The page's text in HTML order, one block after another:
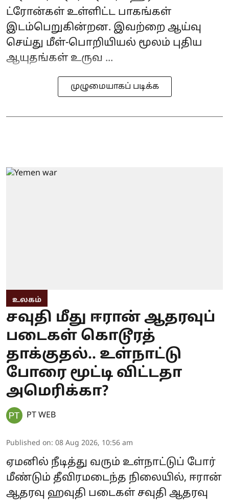
ட்ரோன்கள் உள்ளிட்ட பாகங்கள்
இடம்பெறுகின்றன. இவற்றை ஆய்வு
செய்து மீள்-பொறியியல் மூலம் புதிய
ஆயுதங்கள் உருவ ...
முழுமையாகப் படிக்க
உலகம்
சவுதி மீது ஈரான் ஆதரவுப்
படைகள் கொடூரத்
தாக்குதல்.. உள்நாட்டு
போரை மூட்டி விட்டதா
அமெரிக்கா?
PT WEB
Published on: 08 Aug 2026, 10:56 am
ஏமனில் நீடித்து வரும் உள்நாட்டுப் போர்
மீண்டும் தீவிரமடைந்த நிலையில், ஈரான்
ஆதரவு ஹவுதி படைகள் சவுதி ஆதரவு